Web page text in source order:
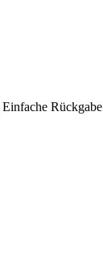
Einfache Rückgabe